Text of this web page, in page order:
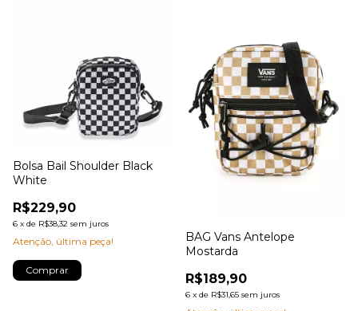
Bolsa Bail Shoulder Black
White
R$229,90
6 x de R$38,32 sem juros
Atenção, última peça!
Comprar
BAG Vans Antelope
Mostarda
R$189,90
6 x de R$31,65 sem juros